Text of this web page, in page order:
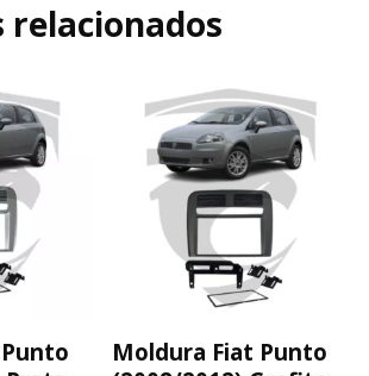
relacionados
Moldura Fiat Punto